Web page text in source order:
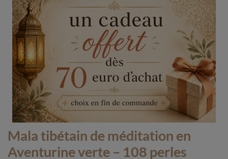
Mala tibétain de méditation en
Aventurine verte – 108 perles